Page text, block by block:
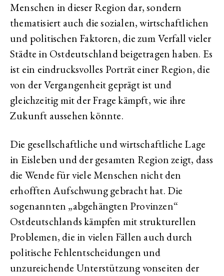
Menschen in dieser Region dar, sondern
thematisiert auch die sozialen, wirtschaftlichen
und politischen Faktoren, die zum Verfall vieler
Städte in Ostdeutschland beigetragen haben. Es
ist ein eindrucksvolles Porträt einer Region, die
von der Vergangenheit geprägt ist und
gleichzeitig mit der Frage kämpft, wie ihre
Zukunft aussehen könnte.
Die gesellschaftliche und wirtschaftliche Lage
in Eisleben und der gesamten Region zeigt, dass
die Wende für viele Menschen nicht den
erhofften Aufschwung gebracht hat. Die
sogenannten „abgehängten Provinzen“
Ostdeutschlands kämpfen mit strukturellen
Problemen, die in vielen Fällen auch durch
politische Fehlentscheidungen und
unzureichende Unterstützung vonseiten der